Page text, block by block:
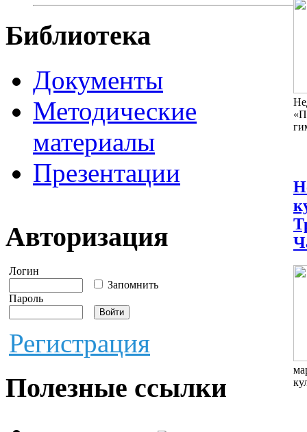
Библиотека
Документы
Методические
материалы
Презентации
Авторизация
Логин
Запомнить
Пароль
Регистрация
Полезные ссылки